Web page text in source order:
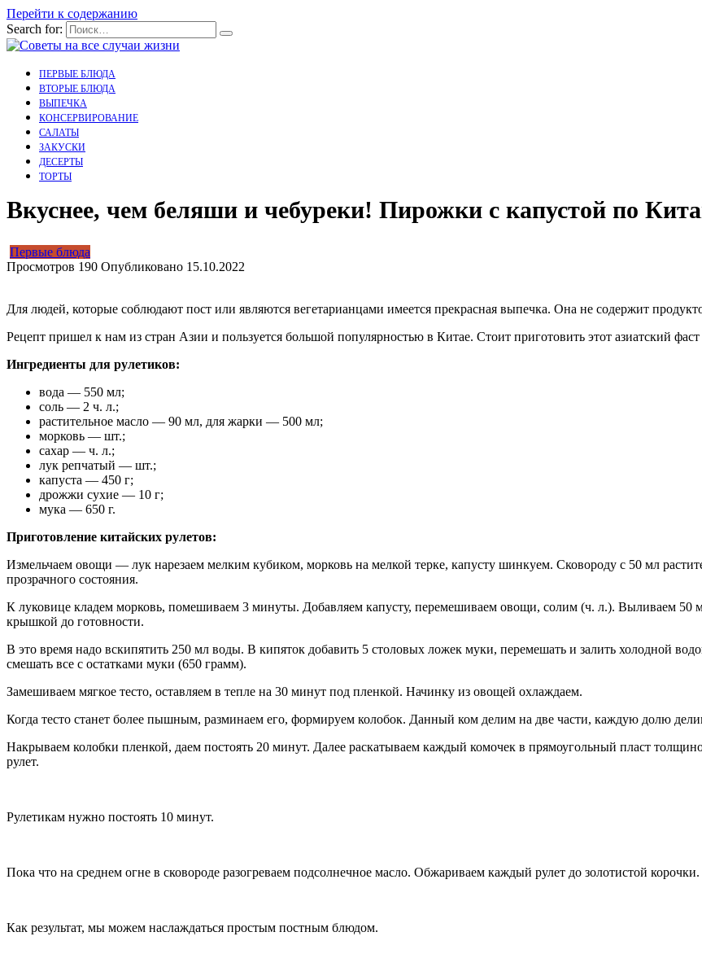
Перейти к содержанию
Search for:
ПЕРВЫЕ БЛЮДА
ВТОРЫЕ БЛЮДА
ВЫПЕЧКА
КОНСЕРВИРОВАНИЕ
САЛАТЫ
ЗАКУСКИ
ДЕСЕРТЫ
ТОРТЫ
Вкуснее, чем беляши и чебуреки! Пирожки с капустой по
Первые блюда
Просмотров 190 Опубликовано 15.10.2022
Для людей, которые соблюдают пост или являются вегетарианцами имеется прекрасная выпечка. Она не содержит
Рецепт пришел к нам из стран Азии и пользуется большой популярностью в Китае. Стоит приготовить этот азиатский
Ингредиенты для рулетиков:
вода — 550 мл;
соль — 2 ч. л.;
растительное масло — 90 мл, для жарки — 500 мл;
морковь — шт.;
сахар — ч. л.;
лук репчатый — шт.;
капуста — 450 г;
дрожжи сухие — 10 г;
мука — 650 г.
Приготовление китайских рулетов:
Измельчаем овощи — лук нарезаем мелким кубиком, морковь на мелкой терке, капусту шинкуем. Сковороду с 50 мл
прозрачного состояния.
К луковице кладем морковь, помешиваем 3 минуты. Добавляем капусту, перемешиваем овощи, солим (ч. л.). Выливаем
крышкой до готовности.
В это время надо вскипятить 250 мл воды. В кипяток добавить 5 столовых ложек муки, перемешать и залить холодной
смешать все с остатками муки (650 грамм).
Замешиваем мягкое тесто, оставляем в тепле на 30 минут под пленкой. Начинку из овощей охлаждаем.
Когда тесто станет более пышным, разминаем его, формируем колобок. Данный ком делим на две части, каждую долю
Накрываем колобки пленкой, даем постоять 20 минут. Далее раскатываем каждый комочек в прямоугольный пласт
рулет.
Рулетикам нужно постоять 10 минут.
Пока что на среднем огне в сковороде разогреваем подсолнечное масло. Обжариваем каждый рулет до золотистой корочки.
Как результат, мы можем наслаждаться простым постным блюдом.